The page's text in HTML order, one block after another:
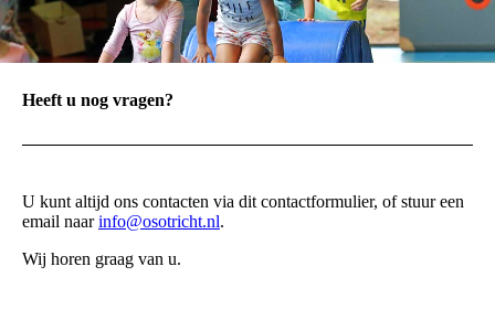
Heeft u nog vragen?
U kunt altijd ons contacten via dit contactformulier, of stuur een
email naarinfo@osotricht.nl.
Wij horen graag van u.